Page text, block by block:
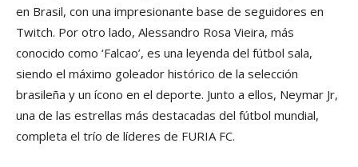
en Brasil, con una impresionante base de seguidores en
Twitch. Por otro lado, Alessandro Rosa Vieira, más
conocido como ‘Falcao’, es una leyenda del fútbol sala,
siendo el máximo goleador histórico de la selección
brasileña y un ícono en el deporte. Junto a ellos, Neymar Jr,
una de las estrellas más destacadas del fútbol mundial,
completa el trío de líderes de FURIA FC.